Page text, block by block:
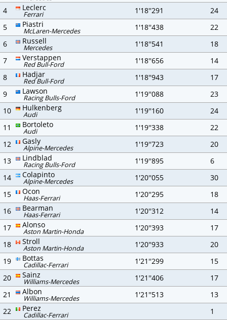
4
Leclerc
Ferrari 1'18''291
24
5
Piastri
McLaren-Mercedes 1'18''438
22
6
Russell
Mercedes 1'18''541
18
7
Verstappen
Red Bull-Ford 1'18''656
14
8
Hadjar
Red Bull-Ford 1'18''943
17
9
Lawson
Racing Bulls-Ford 1'19''088
23
10
Hulkenberg
Audi 1'19''160
24
11
Bortoleto
Audi 1'19''338
22
12
Gasly
Alpine-Mercedes 1'19''723
20
13
Lindblad
Racing Bulls-Ford 1'19''895
6
14
Colapinto
Alpine-Mercedes 1'20''055
30
15
Ocon
Haas-Ferrari 1'20''295
18
16
Bearman
Haas-Ferrari 1'20''312
14
17
Alonso
Aston Martin-Honda 1'20''393
17
18
Stroll
Aston Martin-Honda 1'20''933
20
19
Bottas
Cadillac-Ferrari 1'21''299
15
20
Sainz
Williams-Mercedes 1'21''406
17
21
Albon
Williams-Mercedes 1'21''513
13
22
Perez
Cadillac-Ferrari 1